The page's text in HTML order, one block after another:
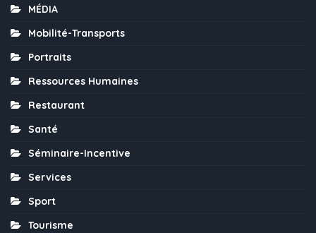
MÉDIA
Mobilité-Transports
Portraits
Ressources Humaines
Restaurant
Santé
Séminaire-Incentive
Services
Sport
Tourisme